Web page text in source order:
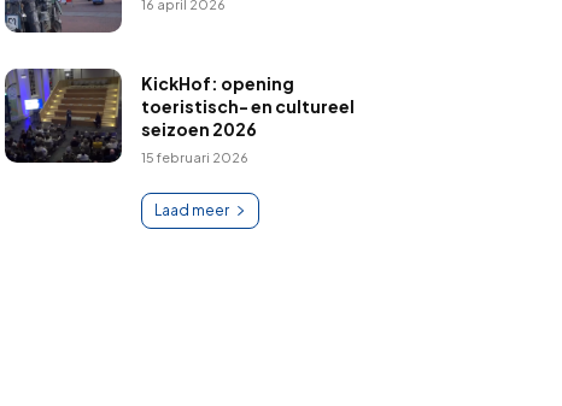
16 april 2026
KickHof: opening
toeristisch- en cultureel
seizoen 2026
15 februari 2026
Laad meer